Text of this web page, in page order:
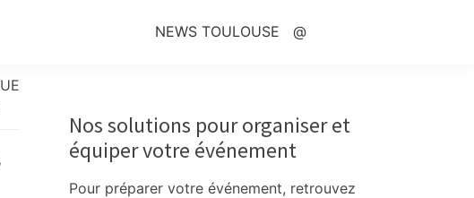
NEWS TOULOUSE @
Sidebar
Nos solutions pour organiser et
équiper votre événement
Pour préparer votre événement, retrouvez